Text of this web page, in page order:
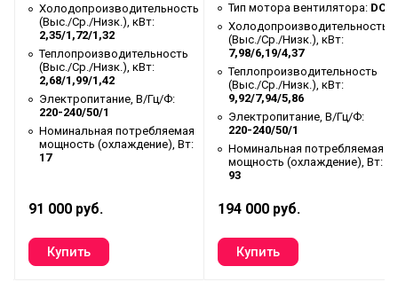
Холодопроизводительность
(Выс./Ср./Низк.), кВт:
2,35/1,72/1,32
Теплопроизводительность
(Выс./Ср./Низк.), кВт:
2,68/1,99/1,42
Электропитание, В/Гц/Ф:
220-240/50/1
Номинальная потребляемая
мощность (охлаждение), Вт:
17
91 000 руб.
Тип мотора вентилятора: DC
Холодопроизводительность
(Выс./Ср./Низк.), кВт:
7,98/6,19/4,37
Теплопроизводительность
(Выс./Ср./Низк.), кВт:
9,92/7,94/5,86
Электропитание, В/Гц/Ф:
220-240/50/1
Номинальная потребляемая
мощность (охлаждение), Вт:
93
194 000 руб.